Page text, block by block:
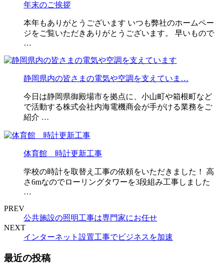
年末のご挨拶
本年もありがとうございます いつも弊社のホームペー
ジをご覧いただきありがとうございます。 早いもので
…
静岡県内の皆さまの電気や空調を支えていま…
今日は静岡県御殿場市を拠点に、小山町や箱根町など
で活動する株式会社内海電機商会が手がける業務をご
紹介 …
体育館 時計更新工事
学校の時計を取替え工事の依頼をいただきました！ 高
さ6mなのでローリングタワーを3段組み工事しました
…
PREV
公共施設の照明工事は専門家にお任せ
NEXT
インターネット設置工事でビジネスを加速
最近の投稿